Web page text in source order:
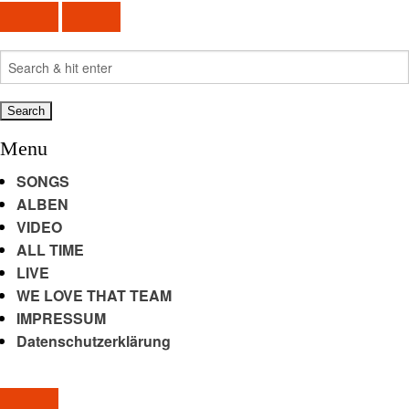
Search
for:
Menu
SONGS
ALBEN
VIDEO
ALL TIME
LIVE
WE LOVE THAT TEAM
IMPRESSUM
Datenschutzerklärung